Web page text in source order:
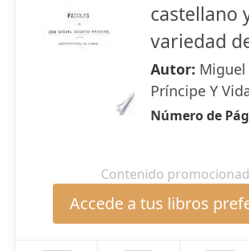
castellano
variedad
Autor:
Príncipe Y
Número de
Contenido
Accede a tus libros